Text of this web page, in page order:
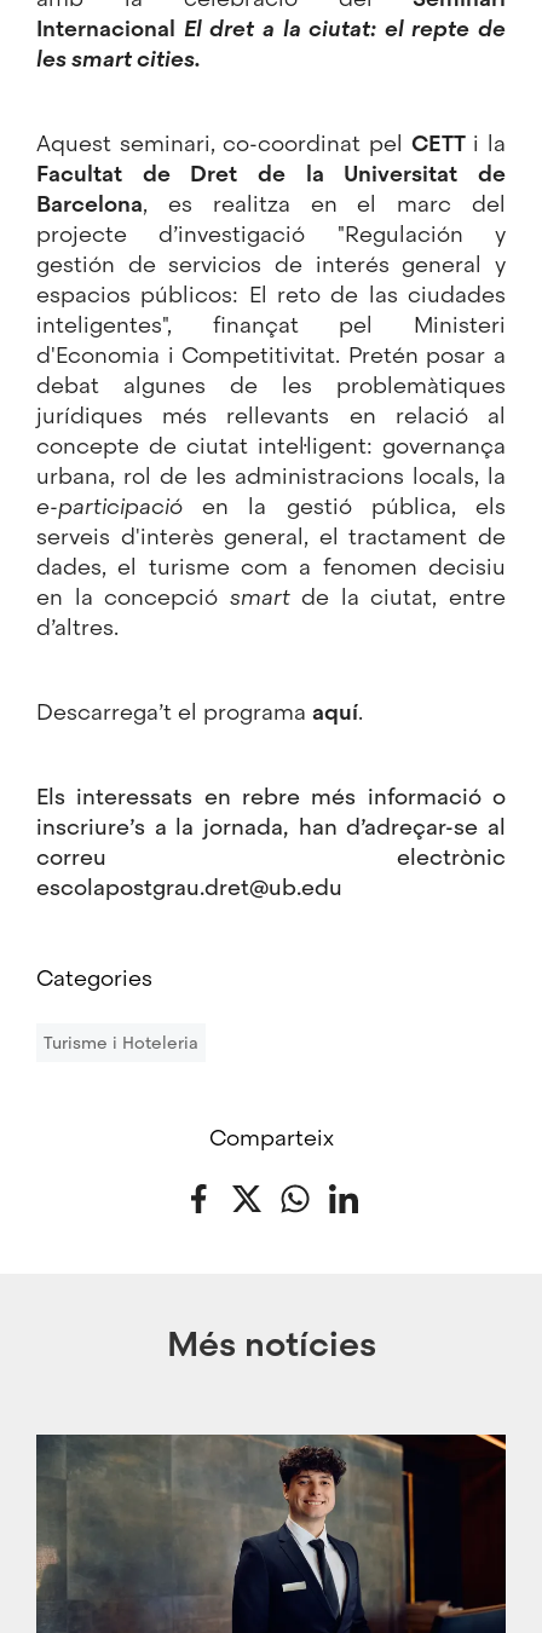
Internacional El dret a la ciutat: el repte de
les smart cities.
Aquest seminari, co-coordinat pel CETTi la
Facultat de Dret de la Universitat de
Barcelona, es realitza en el marc del
projecte d’investigació "Regulación y
gestión de servicios de interés general y
espacios públicos: El reto de las ciudades
inteligentes", finançat pel Ministeri
d'Economia i Competitivitat. Pretén posar a
debat algunes de les problemàtiques
jurídiques més rellevants en relació al
concepte de ciutat intel·ligent: governança
urbana, rol de les administracions locals, la
e-participació en la gestió pública, els
serveis d'interès general, el tractament de
dades, el turisme com a fenomen decisiu
en la concepció smartde la ciutat, entre
d’altres.
Descarrega’t el programa aquí.
Els interessats en rebre més informació o
inscriure’s a la jornada, han d’adreçar-se al
correu electrònic
escolapostgrau.dret@ub.edu
Categories
Turisme i Hoteleria
Comparteix
Facebook
Twitter WhatsApp
Més notícies